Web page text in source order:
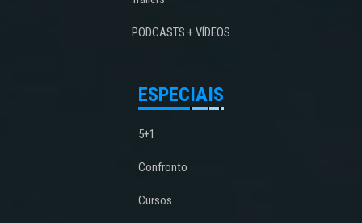
PODCASTS + VÍDEOS
ESPECIAIS
5+1
Confronto
Cursos